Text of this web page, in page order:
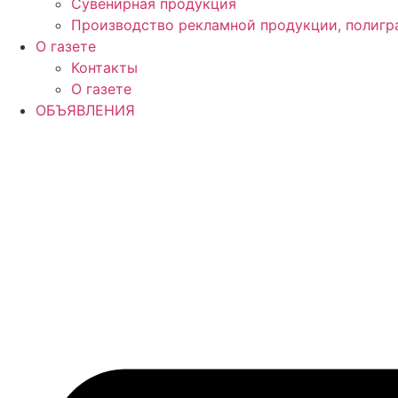
Производство рекламной продукции,
О газете
Контакты
О газете
ОБЪЯВЛЕНИЯ